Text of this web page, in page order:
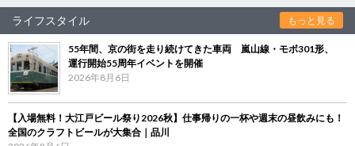
ライフスタイル もっと見る
55年間、京の街を走り続けてきた車両 嵐山線・モボ301形、
運行開始55周年イベントを開催
2026年8月6日
【入場無料！大江戸ビール祭り2026秋】仕事帰りの一杯や週末の昼飲みにも！
全国のクラフトビールが大集合｜品川